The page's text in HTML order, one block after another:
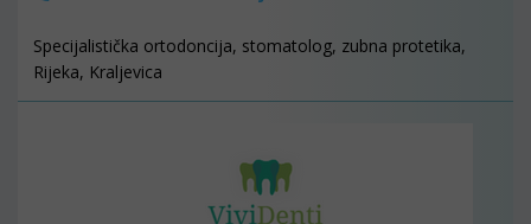
Specijalistička ortodoncija, stomatolog, zubna protetika,
Rijeka, Kraljevica